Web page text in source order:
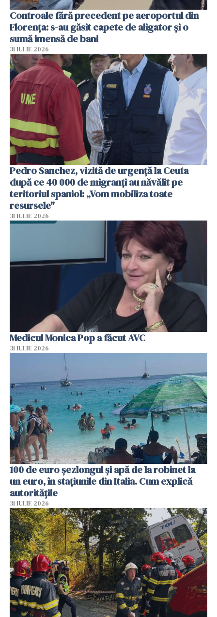
Controale fără precedent pe aeroportul din
Florența: s-au găsit capete de aligator și o
sumă imensă de bani
31 IULIE 2026
Pedro Sanchez, vizită de urgență la Ceuta
după ce 40 000 de migranți au năvălit pe
teritoriul spaniol: „Vom mobiliza toate
resursele"
31 IULIE 2026
Medicul Monica Pop a făcut AVC
31 IULIE 2026
100 de euro șezlongul și apă de la robinet la
un euro, în stațiunile din Italia. Cum explică
autoritățile
31 IULIE 2026